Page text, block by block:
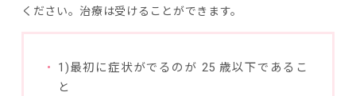
ください。治療は受けることができます。
1)最初に症状がでるのが 25 歳以下であるこ
と